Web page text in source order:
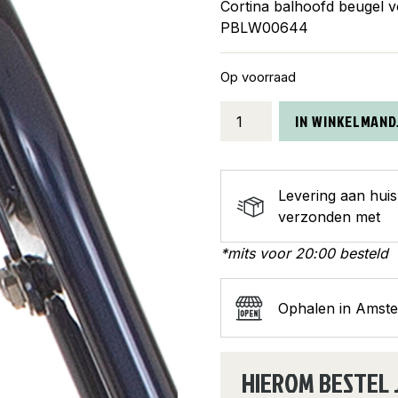
Cortina balhoofd beugel
PBLW00644
Op voorraad
balhoofd
voordrager
legion
blue
aantal
IN
Levering aan
verzonden met
*mits voor 20:00 besteld
Ophalen in
HIEROM BESTEL